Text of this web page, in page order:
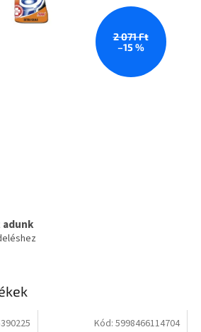
2 071 Ft
–15 %
Kód: 5998466114704